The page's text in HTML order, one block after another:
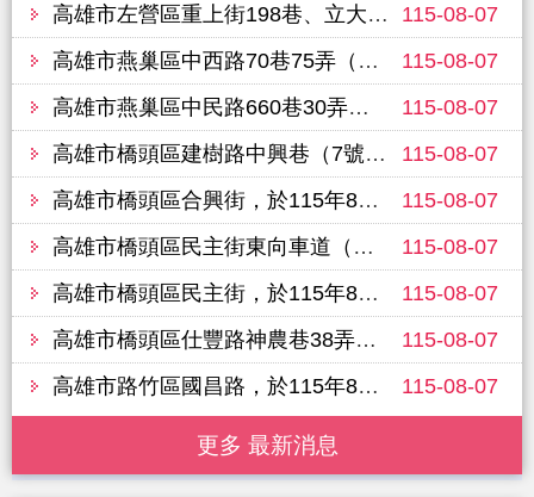
115-08-07
高雄市左營區重上街198巷、立大路、重愛路（華夏路至文學路）單車道、富國路450巷，預定於115年8月14日進行路面改善工程，敬請行經車輛提前改道並注意行車安全
115-08-07
高雄市燕巢區中西路70巷75弄（70巷至65弄10號），於115年8月10日進行路面改善工程，敬請行經車輛提前改道並注意行車安全
115-08-07
高雄市燕巢區中民路660巷30弄（2號至弄底），於115年8月10日進行路面改善工程，敬請行經車輛提前改道並注意行車安全
115-08-07
高雄市橋頭區建樹路中興巷（7號至19號），於115年8月11日進行路面改善工程，敬請行經車輛提前改道並注意行車安全
115-08-07
高雄市橋頭區合興街，於115年8月11日進行路面改善工程，敬請行經車輛提前改道並注意行車安全
115-08-07
高雄市橋頭區民主街東向車道（白樹路六合巷至樹德路208巷），於115年8月11日進行路面改善工程，敬請行經車輛提前改道並注意行車安全
115-08-07
高雄市橋頭區民主街，於115年8月11日進行路面改善工程，敬請行經車輛提前改道並注意行車安全
115-08-07
高雄市橋頭區仕豐路神農巷38弄（三民路至仕豐路），於115年8月11日進行路面改善工程，敬請行經車輛提前改道並注意行車安全
115-08-07
高雄市路竹區國昌路，於115年8月13日進行路面改善工程，敬請行經車輛提前改道並注意行車安全
更多 最新消息